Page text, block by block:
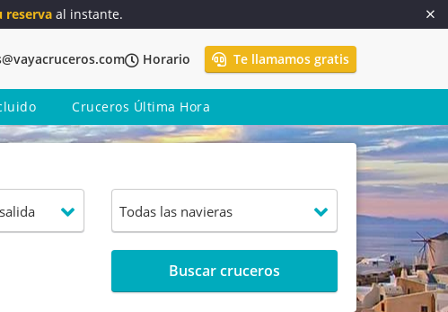
reservaal instante.
Horario Te llamamos gratis
Cruceros Última Hora
Buscar cruceros